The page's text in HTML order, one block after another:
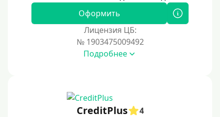
Оформить
Лицензия ЦБ:
№ 1903475009492
Подробнее
CreditPlus
4